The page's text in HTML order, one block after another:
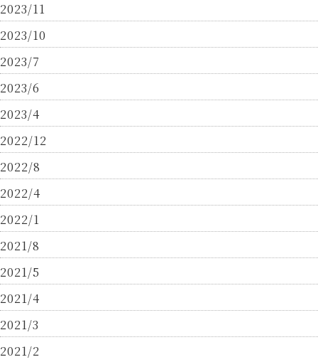
2023/11
2023/10
2023/7
2023/6
2023/4
2022/12
2022/8
2022/4
2022/1
2021/8
2021/5
2021/4
2021/3
2021/2